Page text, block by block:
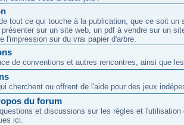
tout ce qui touche à la publication, que ce soit un
sur un site web, un pdf à vendre sur un
l'impression sur du vrai papier d'arbre.
de conventions et autres rencontres, ainsi que
cherchent ou offrent de l'aide pour des jeux
du forum
et discussions sur les règles et l'utilisation
ici.